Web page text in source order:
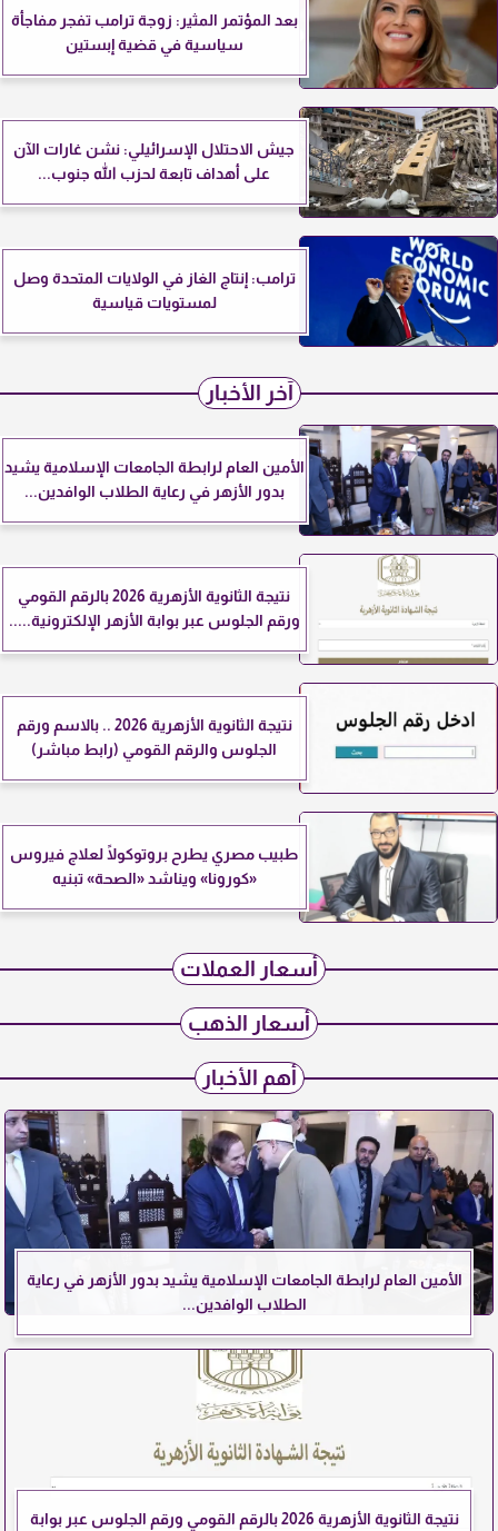
بعد المؤتمر المثير: زوجة ترامب تفجر مفاجأة
سياسية في قضية إبستين
جيش الاحتلال الإسرائيلي: نشن غارات الآن
على أهداف تابعة لحزب الله جنوب...
ترامب: إنتاج الغاز في الولايات المتحدة وصل
لمستويات قياسية
آخر الأخبار
الأمين العام لرابطة الجامعات الإسلامية يشيد
بدور الأزهر في رعاية الطلاب الوافدين...
نتيجة الثانوية الأزهرية 2026 بالرقم القومي
ورقم الجلوس عبر بوابة الأزهر الإلكترونية.....
نتيجة الثانوية الأزهرية 2026 .. بالاسم ورقم
الجلوس والرقم القومي (رابط مباشر)
طبيب مصري يطرح بروتوكولًا لعلاج فيروس
«كورونا» ويناشد «الصحة» تبنيه
أسعار العملات
أسعار الذهب
أهم الأخبار
الأمين العام لرابطة الجامعات الإسلامية يشيد بدور الأزهر في رعاية
الطلاب الوافدين...
نتيجة الثانوية الأزهرية 2026 بالرقم القومي ورقم الجلوس عبر بوابة